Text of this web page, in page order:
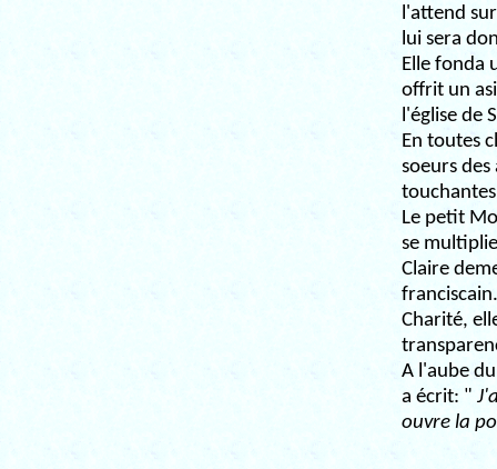
l'attend
lui sera
Elle fonda
offrit un
l'église de
En toutes
soeurs
Le petit
se
Claire
Charité,
A l'aube
a écrit: "
ouvre la